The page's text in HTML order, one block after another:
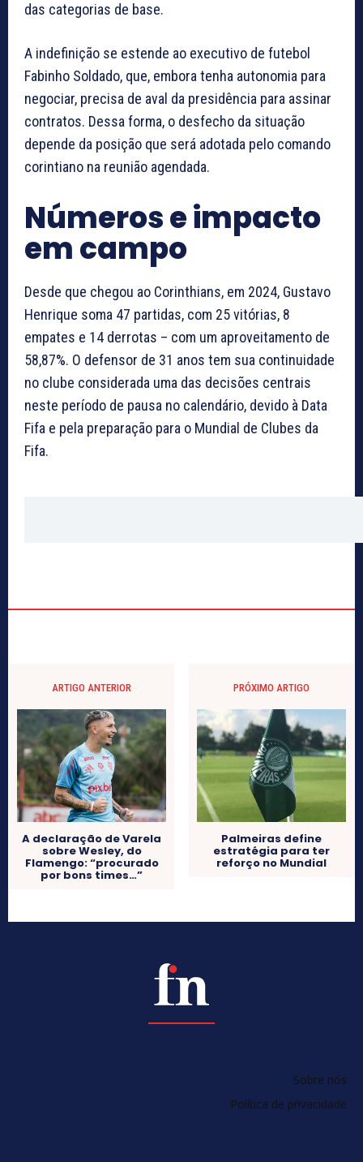
das categorias de base.
A indefinição se estende ao executivo de futebol
Fabinho Soldado, que, embora tenha autonomia para
negociar, precisa de aval da presidência para assinar
contratos. Dessa forma, o desfecho da situação
depende da posição que será adotada pelo comando
corintiano na reunião agendada.
Números e impacto
em campo
Desde que chegou ao Corinthians, em 2024, Gustavo
Henrique soma 47 partidas, com 25 vitórias, 8
empates e 14 derrotas – com um aproveitamento de
58,87%. O defensor de 31 anos tem sua continuidade
no clube considerada uma das decisões centrais
neste período de pausa no calendário, devido à Data
Fifa e pela preparação para o Mundial de Clubes da
Fifa.
ARTIGO ANTERIOR
A declaração de Varela
sobre Wesley, do
Flamengo: “procurado
por bons times…”
PRÓXIMO ARTIGO
Palmeiras define
estratégia para ter
reforço no Mundial
Sobre nós
Política de privacidade